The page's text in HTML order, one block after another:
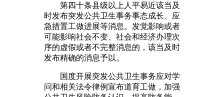
第四十条县级以上人平易近该当及
时发布突发公共卫生事务事态成长、应
急措置工做进展等消息。发觉影响或者
可能影响社会不变、社会和经济办理次
序的虚假或者不完整消息的，该当及时
发布精确的消息予以。
国度开展突发公共卫生事务应对学
问和相关法令律例宣布道育工做，加强